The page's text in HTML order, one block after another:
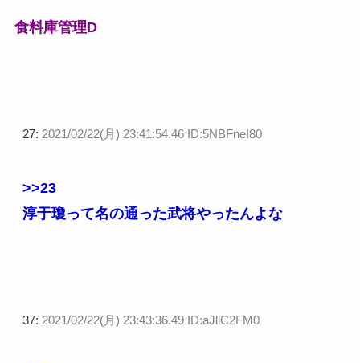
食料庫管理D
27: 2021/02/22(月) 23:41:54.46 ID:5NBFneI80
>>23
淳于瓊って名の通った武将やったんよな
37: 2021/02/22(月) 23:43:36.49 ID:aJllC2FM0